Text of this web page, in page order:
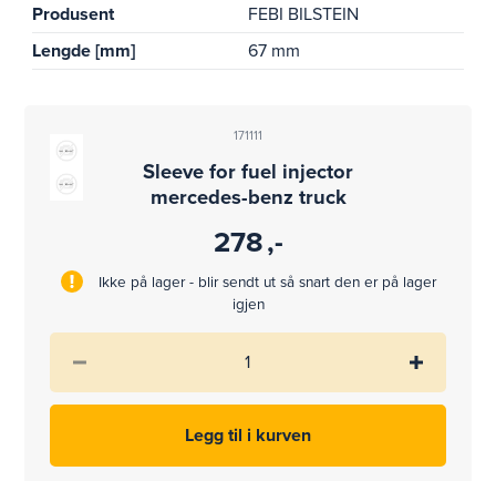
Produsent
FEBI BILSTEIN
Lengde [mm]
67 mm
171111
Sleeve for fuel injector
mercedes-benz truck
278,-
Ikke på lager - blir sendt ut så snart den er på lager
igjen